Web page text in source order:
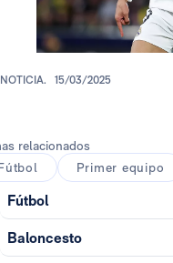
NOTICIA. 15/03/2025
relacionados
Primer equipo
Fútbol
Baloncesto